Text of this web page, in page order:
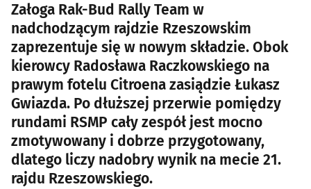
Załoga Rak-Bud Rally Team w
nadchodzącym rajdzie Rzeszowskim
zaprezentuje się w nowym składzie. Obok
kierowcy Radosława Raczkowskiego na
prawym fotelu Citroena zasiądzie Łukasz
Gwiazda. Po dłuższej przerwie pomiędzy
rundami RSMP cały zespół jest mocno
zmotywowany i dobrze przygotowany,
dlatego liczy nadobry wynik na mecie 21.
rajdu Rzeszowskiego.